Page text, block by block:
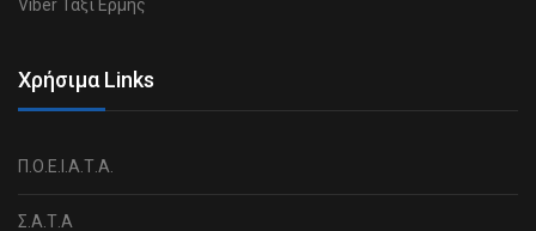
Viber Ταξί Ερμής
Χρήσιμα Links
Π.Ο.Ε.Ι.Α.Τ.Α.
Σ.Α.Τ.Α